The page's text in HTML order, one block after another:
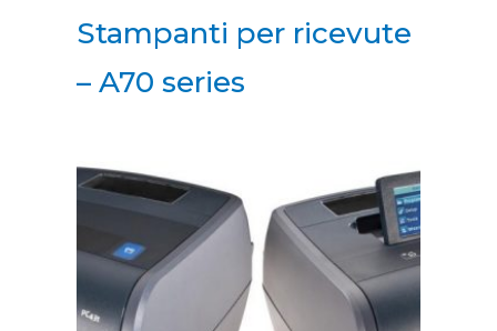
Stampanti per ricevute
– A70 series